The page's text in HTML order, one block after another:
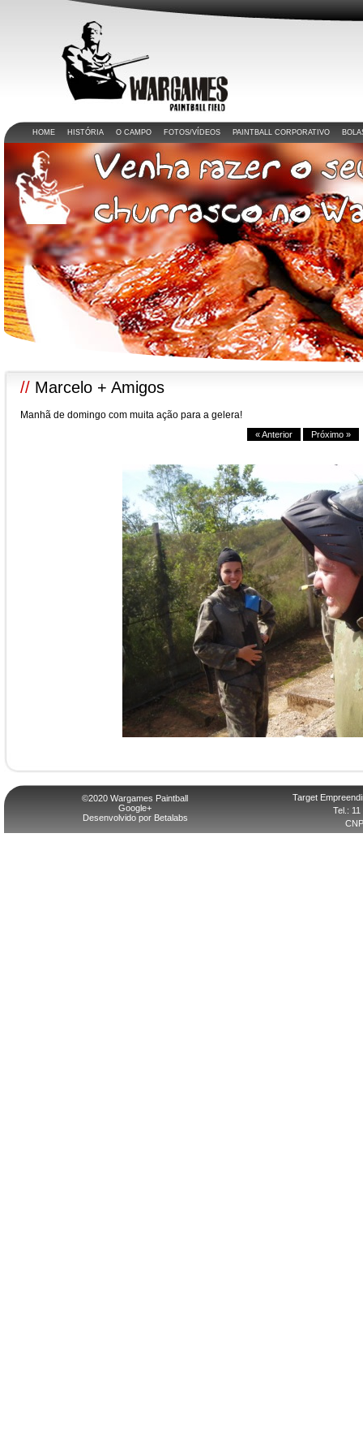
HOME HISTÓRIA O CAMPO FOTOS/VÍDEOS PAINTBALL CORPORATIVO
// Marcelo + Amigos
Manhã de domingo com muita ação para a gelera!
« Anterior Próximo »
©2020 Wargames Paintball
Google+
Desenvolvido por Betalabs
Target
Tel.: